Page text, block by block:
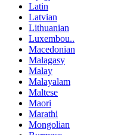
Latin
Latvian
Lithuanian
Luxembou..
Macedonian
Malagasy
Malay
Malayalam
Maltese
Maori
Marathi
Mongolian